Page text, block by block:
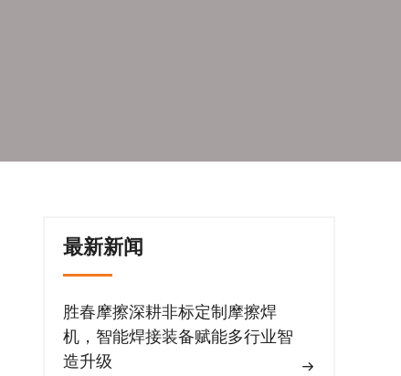
最新新闻
胜春摩擦深耕非标定制摩擦焊
机，智能焊接装备赋能多行业智
造升级